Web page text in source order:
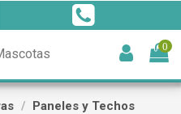
0
Paneles y Techos